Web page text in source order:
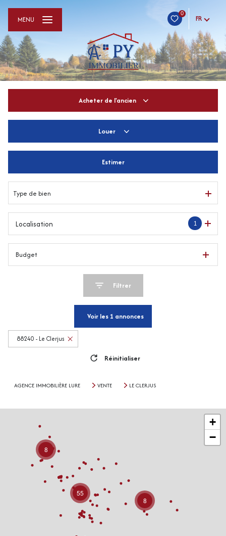
0
FR
MENU
Acheter de l'ancien
De l'immo pro
Louer
De l'immo pro
Estimer
Type de bien
1
Localisation
Budget
Filtrer
Voir les 1 annonces
88240 - Le Clerjus
Réinitialiser
AGENCE IMMOBILIÈRE LURE VENTE LE CLERJUS
8
8
55
+
−